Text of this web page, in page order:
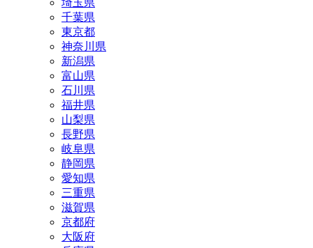
埼玉県
千葉県
東京都
神奈川県
新潟県
富山県
石川県
福井県
山梨県
長野県
岐阜県
静岡県
愛知県
三重県
滋賀県
京都府
大阪府